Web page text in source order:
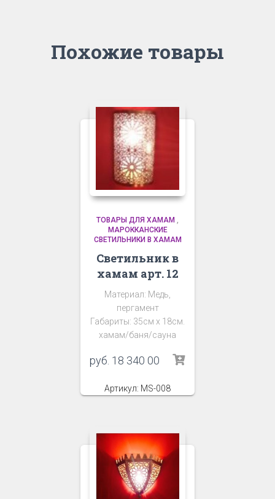
Похожие товары
ТОВАРЫ ДЛЯ ХАМАМ ,
МАРОККАНСКИЕ
СВЕТИЛЬНИКИ В ХАМАМ
Светильник в
хамам арт. 12
Материал: Медь,
пергамент
Габариты: 35см х 18см.
хамам/баня/сауна
руб. 18 340 00
Артикул: MS-008